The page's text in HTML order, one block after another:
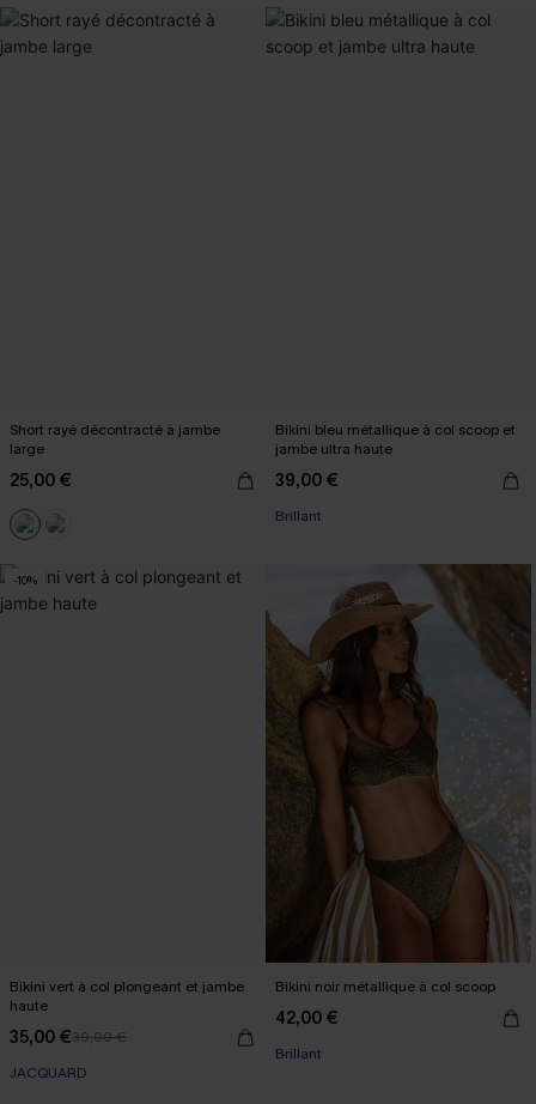
Short rayé décontracté à jambe
large
25,00 €
Bikini bleu métallique à col scoop et
jambe ultra haute
39,00 €
Brillant
-10%
Bikini vert à col plongeant et jambe
haute
35,00 €39,00 €
JACQUARD
Bikini noir métallique à col scoop
42,00 €
Brillant